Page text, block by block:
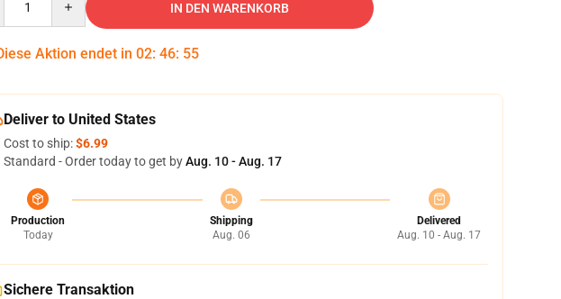
IN DEN WARENKORB
Aktion endet in 02: 46: 54
Deliver to United States
Cost to ship:$6.99
Standard - Order today to get byAug. 10 - Aug. 17
Production
Today
Shipping
Aug. 06
Delivered
Aug. 10 - Aug. 17
Sichere Transaktion